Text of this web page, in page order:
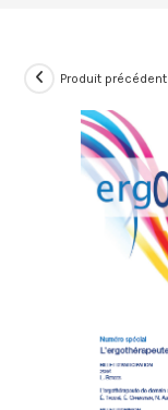
Produit précédent